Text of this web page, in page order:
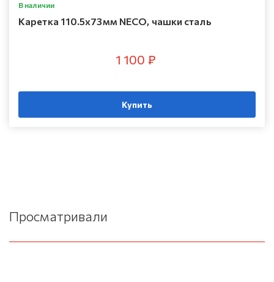
В наличии
Каретка 110.5х73мм NECO, чашки сталь
1 100 ₽
Купить
Просматривали